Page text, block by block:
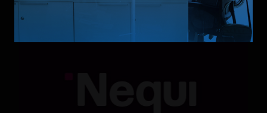
5 de agosto de 2026